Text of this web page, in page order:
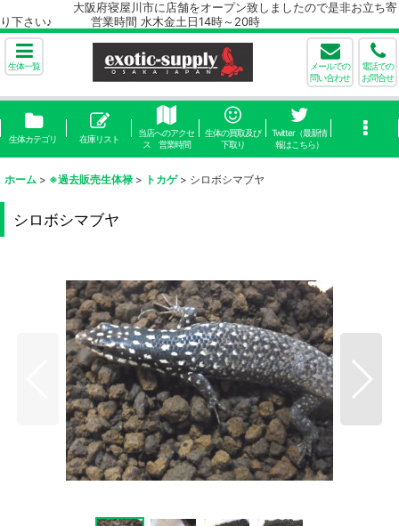
大阪府寝屋川市に店舗をオープン致しましたので是非お立ち寄
り下さい♪ 営業時間 水木金土日14時～20時
生体一覧
メールでの
問い合わせ
電話での
お問合せ
生体カテゴリ 在庫リスト
当店へのアクセ
ス 営業時間
生体の買取及び
下取り
Twitter（最新情
報はこちら）
ホーム > ※過去販売生体禄 > トカゲ > シロボシマブヤ
シロボシマブヤ